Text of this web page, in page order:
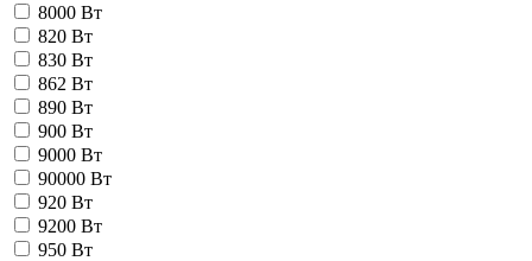
8000 Вт
820 Вт
830 Вт
862 Вт
890 Вт
900 Вт
9000 Вт
90000 Вт
920 Вт
9200 Вт
950 Вт